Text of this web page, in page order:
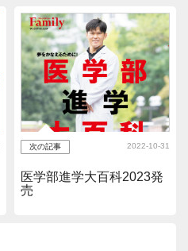
2022-10-31
次の記事
医学部進学大百科2023発
売